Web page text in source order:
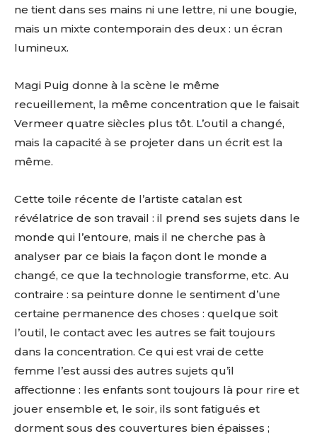
ne tient dans ses mains ni une lettre, ni une bougie,
mais un mixte contemporain des deux : un écran
lumineux.
Magi Puig donne à la scène le même
recueillement, la même concentration que le faisait
Vermeer quatre siècles plus tôt. L’outil a changé,
mais la capacité à se projeter dans un écrit est la
même.
Cette toile récente de l’artiste catalan est
révélatrice de son travail : il prend ses sujets dans le
monde qui l’entoure, mais il ne cherche pas à
analyser par ce biais la façon dont le monde a
changé, ce que la technologie transforme, etc. Au
contraire : sa peinture donne le sentiment d’une
certaine permanence des choses : quelque soit
l’outil, le contact avec les autres se fait toujours
dans la concentration. Ce qui est vrai de cette
femme l’est aussi des autres sujets qu’il
affectionne : les enfants sont toujours là pour rire et
jouer ensemble et, le soir, ils sont fatigués et
dorment sous des couvertures bien épaisses ;